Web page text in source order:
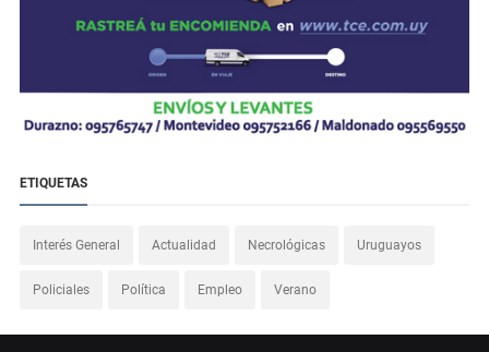
ETIQUETAS
Interés General Actualidad Necrológicas Uruguayos
Policiales Política Empleo Verano